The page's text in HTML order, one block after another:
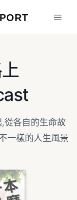
從各自的生命故
一樣的人生風景